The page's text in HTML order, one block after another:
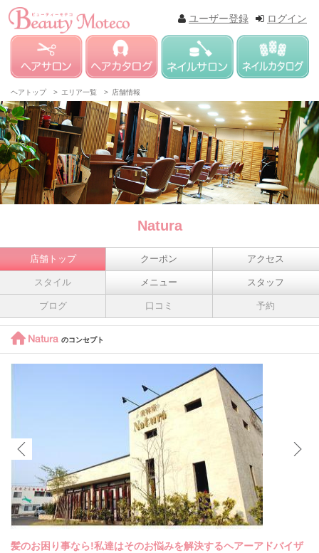
ログイン
ユーザー登録
ヘアトップ > エリア一覧 > 店舗情報
Natura
店舗トップ クーポン アクセス
スタイル メニュー スタッフ
ブログ 口コミ 予約
Natura のコンセプト
髪のお困り事なら!私達はそのお悩みを解決するヘアーアドバイザ